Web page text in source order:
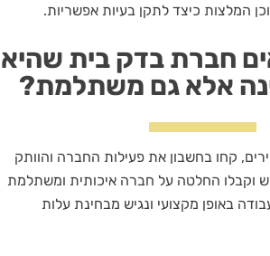
המלצות כיצד לתקן בעיות אפשריות.
חברת בדק בית שהיא
אלא גם משתלמת?
קחו בחשבון את פעילות החברה והוותק
וקבלו החלטה על חברה איכותית ומשתלמת
באופן מקצועי ונגיש מבחינת עלות